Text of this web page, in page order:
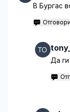
В Бургас
Отговори
Да